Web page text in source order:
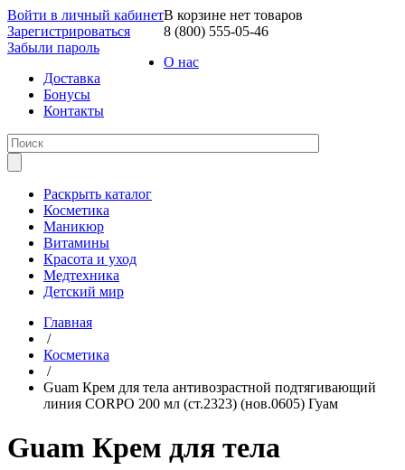
Войти в личный кабинет
Зарегистрироваться
Забыли пароль
В корзине нет товаров
8 (800) 555-05-46
О нас
Доставка
Бонусы
Контакты
Раскрыть каталог
Косметика
Маникюр
Витамины
Красота и уход
Медтехника
Детский мир
Главная
/
Косметика
/
Guam Крем для тела антивозрастной подтягивающий
линия CORPO 200 мл (ст.2323) (нов.0605) Гуам
Guam Крем для тела